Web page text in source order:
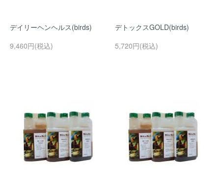
デイリーヘンヘルス(birds)
9,460円(税込)
デトックスGOLD(birds)
5,720円(税込)